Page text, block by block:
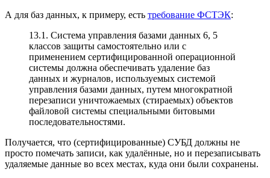
А для баз данных, к примеру, есть требование ФСТЭК:
13.1. Система управления базами данных 6, 5
классов защиты самостоятельно или с
применением сертифицированной операционной
системы должна обеспечивать удаление баз
данных и журналов, используемых системой
управления базами данных, путем многократной
перезаписи уничтожаемых (стираемых) объектов
файловой системы специальными битовыми
последовательностями.
Получается, что (сертифицированные) СУБД должны не
просто помечать записи, как удалённые, но и перезаписывать
удаляемые данные во всех местах, куда они были сохранены.